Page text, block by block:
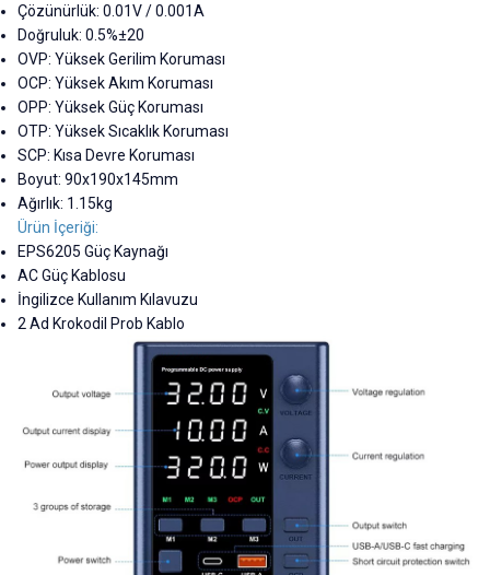
Çözünürlük: 0.01V / 0.001A
Doğruluk: 0.5%±20
OVP: Yüksek Gerilim Koruması
OCP: Yüksek Akım Koruması
OPP: Yüksek Güç Koruması
OTP: Yüksek Sıcaklık Koruması
SCP: Kısa Devre Koruması
Boyut: 90x190x145mm
Ağırlık: 1.15kg
Ürün İçeriği:
EPS6205 Güç Kaynağı
AC Güç Kablosu
İngilizce Kullanım Kılavuzu
2 Ad Krokodil Prob Kablo